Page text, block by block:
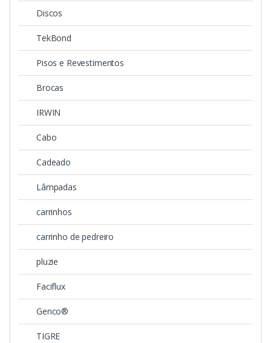
Discos
TekBond
Pisos e Revestimentos
Brocas
IRWIN
Cabo
Cadeado
Lâmpadas
carrinhos
carrinho de pedreiro
pluzie
Faciflux
Genco®
TIGRE